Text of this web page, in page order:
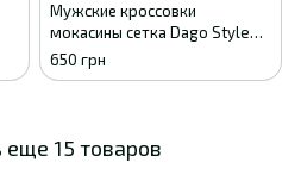
Мужские кроссовки
мокасины сетка Dago Style
бежевые летние 41
650 грн
еще 15 товаров